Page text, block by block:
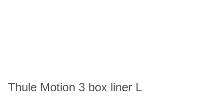
Thule Motion 3 box liner L